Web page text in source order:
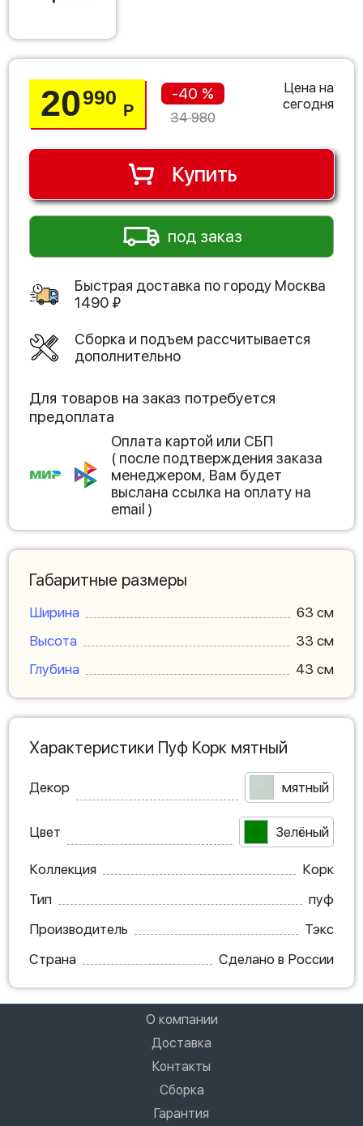
20990
Р
-40 %
34 980
Цена на
сегодня
Купить
под заказ
Быстрая доставка по городу Москва
1490 ₽
Сборка и подъем рассчитывается
дополнительно
Для товаров на заказ потребуется
предоплата
Оплата картой или СБП
( после подтверждения заказа
менеджером, Вам будет
выслана ссылка на оплату на
email )
Габаритные размеры
Ширина
63 см
Высота
33 см
Глубина
43 см
Характеристики Пуф Корк мятный
Декор мятный
Цвет Зелёный
Коллекция
Корк
Тип
пуф
Производитель
Тэкс
Страна
Сделано в России
О компании
Доставка
Контакты
Сборка
Гарантия